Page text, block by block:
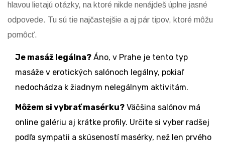
hlavou lietajú otázky, na ktoré nikde nenájdeš úplne jasné
odpovede. Tu sú tie najčastejšie a aj pár tipov, ktoré môžu
pomôcť.
Je masáž legálna? Áno, v Prahe je tento typ
masáže v erotických salónoch legálny, pokiaľ
nedochádza k žiadnym nelegálnym aktivitám.
Môžem si vybrať masérku? Väčšina salónov má
online galériu aj krátke profily. Určite si vyber radšej
podľa sympatii a skúseností masérky, než len prvého